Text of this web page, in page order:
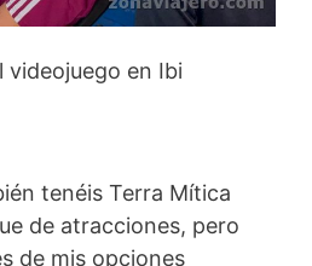
videojuego en Ibi
tenéis Terra Mítica
de atracciones, pero
de mis opciones